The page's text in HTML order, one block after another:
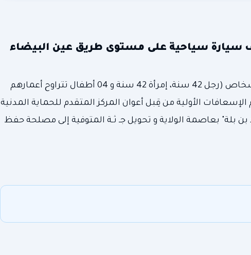
سيارة سياحية على مستوى طريق عين البيضاء
الحادث أسفر على وفاة طفلة تبلغ من العمر 5 سنوات و إصابة 6 أشخاص (رجل 42 سنة، إمرأة 42 سنة و 04 أطفال تتراوح أعمارهم
الإسعافات الأولية من قِبل أعوان المركز المتقدم للحماية المدنية
بعاصمة الولاية و تحويل جـ ثـة المتوفية إلى مصلحة حفظ